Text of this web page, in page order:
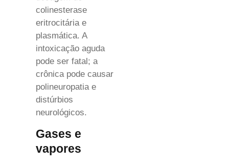
colinesterase
eritrocitária e
plasmática. A
intoxicação aguda
pode ser fatal; a
crônica pode causar
polineuropatia e
distúrbios
neurológicos.
Gases e
vapores